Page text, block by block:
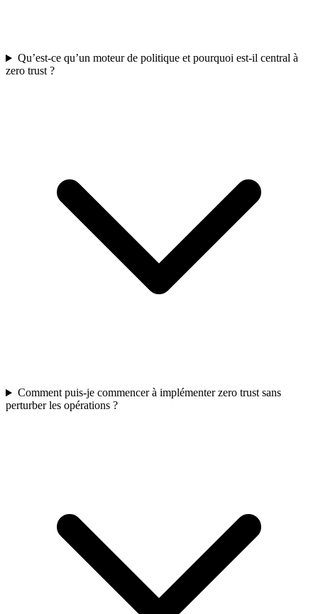
Qu’est-ce qu’un moteur de politique et pourquoi est-il central à
zero trust ?
Comment puis-je commencer à implémenter zero trust sans
perturber les opérations ?